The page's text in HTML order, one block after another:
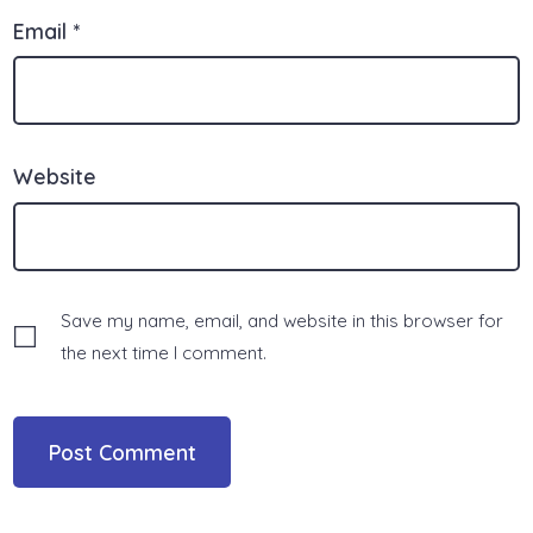
Email *
Website
Save my name, email, and website in this browser for
the next time I comment.